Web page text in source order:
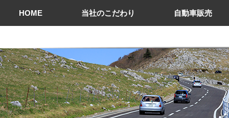
HOME 当社のこだわり 自動車販売